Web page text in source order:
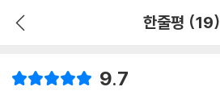
한줄평 (19)
9.7